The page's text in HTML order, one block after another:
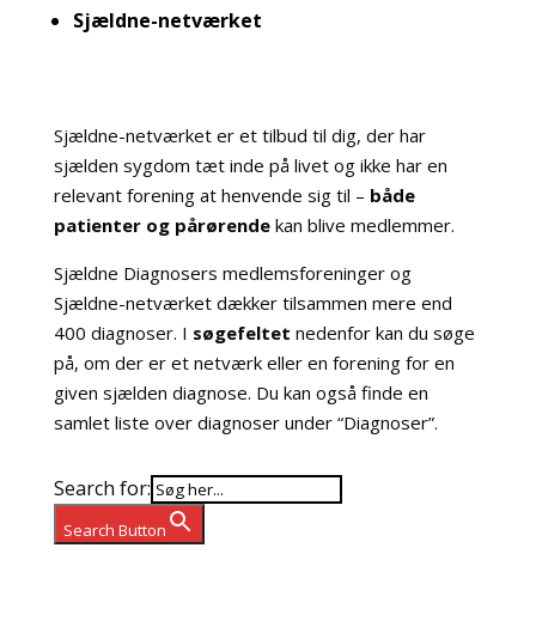
Sjældne-netværket
Sjældne-netværket er et tilbud til dig, der har
sjælden sygdom tæt inde på livet og ikke har en
relevant forening at henvende sig til – både
patienter og pårørendekan blive medlemmer.
Sjældne Diagnosers medlemsforeninger og
Sjældne-netværket dækker tilsammen mere end
400 diagnoser. I søgefeltet nedenfor kan du søge
på, om der er et netværk eller en forening for en
given sjælden diagnose. Du kan også finde en
samlet liste over diagnoser under “Diagnoser”.
Search for:
Search Button